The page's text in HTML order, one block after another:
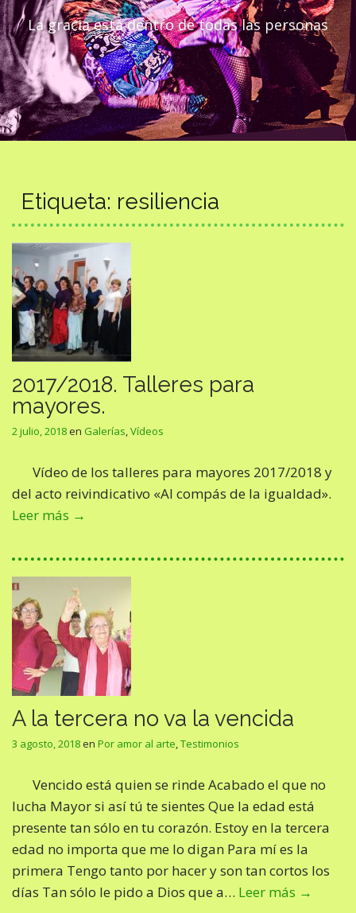
La gracia está dentro de todas las personas
Etiqueta: resiliencia
2017/2018. Talleres para
mayores.
2 julio, 2018en Galerías,Vídeos
Vídeo de los talleres para mayores 2017/2018 y
del acto reivindicativo «Al compás de la igualdad».
Leer más →
A la tercera no va la vencida
3 agosto, 2018en Por amor al arte,Testimonios
Vencido está quien se rinde Acabado el que no
lucha Mayor si así tú te sientes Que la edad está
presente tan sólo en tu corazón. Estoy en la tercera
edad no importa que me lo digan Para mí es la
primera Tengo tanto por hacer y son tan cortos los
días Tan sólo le pido a Dios que a… Leer más →